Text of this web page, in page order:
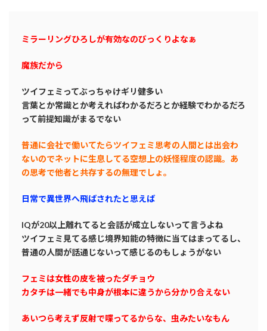
ミラーリングひろしが有効なのびっくりよなぁ
魔族だから
ツイフェミってぶっちゃけギリ健多い
言葉とか常識とか考えればわかるだろとか経験でわかるだろ
って前提知識がまるでない
普通に会社で働いてたらツイフェミ思考の人間とは出会わ
ないのでネットに生息してる空想上の妖怪程度の認識。あ
の思考で他者と共存するの無理でしょ。
日常で異世界へ飛ばされたと思えば
IQが20以上離れてると会話が成立しないって言うよね
ツイフェミ見てる感じ境界知能の特徴に当てはまってるし、
普通の人間が話通じないって感じるのもしょうがない
フェミは女性の皮を被ったダチョウ
カタチは一緒でも中身が根本に違うから分かり合えない
あいつら考えず反射で喋ってるからな、虫みたいなもん